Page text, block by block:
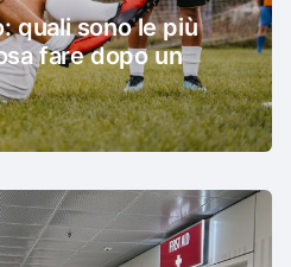
quali sono le più
fare dopo un